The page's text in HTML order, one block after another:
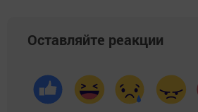
Оставляйте реакции